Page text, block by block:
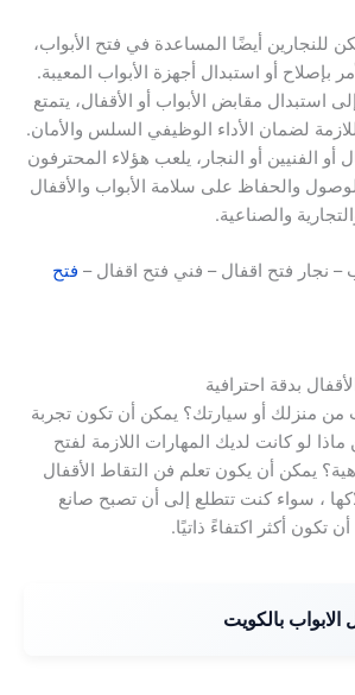
للنجارين أيضًا المساعدة في فتح الأبواب،
بإصلاح أو استبدال أجهزة الأبواب المعيبة.
استبدال مقابض الأبواب أو الأقفال، يتمتع
لضمان الأداء الوظيفي السلس والأمان.
أو الفنيين أو النجار، يلعب هؤلاء المحترفون
والحفاظ على سلامة الأبواب والأقفال
والصناعية.
– نجار فتح اقفال – فني فتح اقفال – فتح
بدقة احترافية
منزلك أو سيارتك؟ يمكن أن تكون تجربة
لو كانت لديك المهارات اللازمة لفتح
يمكن أن يكون تعلم فن التقاط الأقفال
، سواء كنت تتطلع إلى أن تصبح صانع
تكون أكثر اكتفاءً ذاتيًا.
بالكويت